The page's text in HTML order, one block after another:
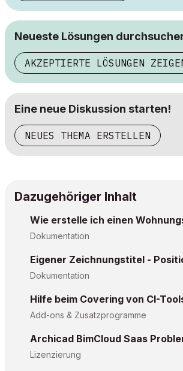
Neueste Lösungen
AKZEPTIERTE LÖSUNGEN
Eine neue Diskussion starten!
NEUES THEMA ERSTELLEN
Dazugehöriger Inhalt
Wie erstelle ich einen
Dokumentation
Eigener Zeichnungstitel -
Dokumentation
Hilfe beim Covering von CI-
Add-ons & Zusatzprogramme
Archicad BimCloud Saas
Lizenzierung